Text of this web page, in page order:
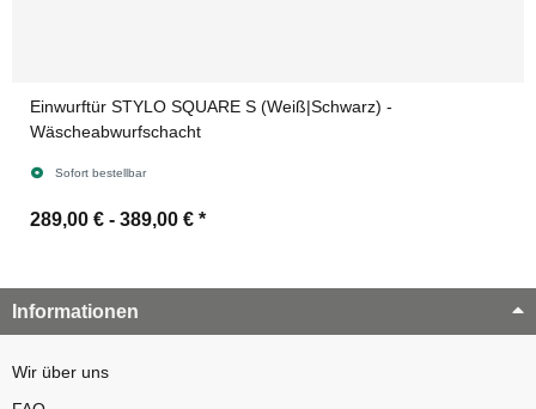
Einwurftür STYLO SQUARE S (Weiß|Schwarz) -
Wäscheabwurfschacht
Sofort bestellbar
289,00 € - 389,00 € *
Informationen
Wir über uns